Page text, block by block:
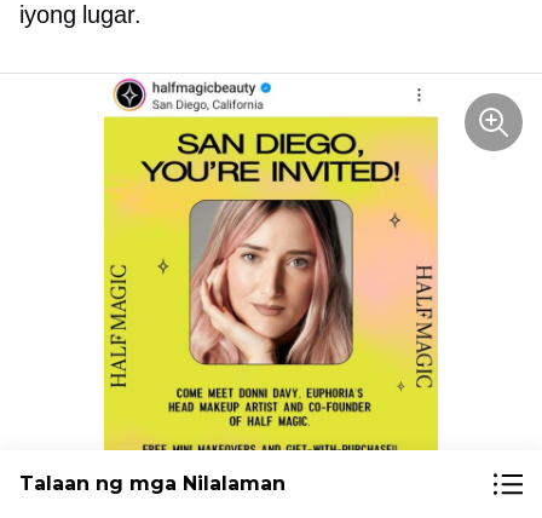
iyong lugar.
Talaan ng mga Nilalaman